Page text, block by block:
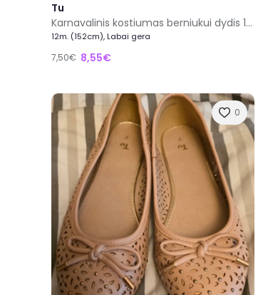
Tu
Karnavalinis kostiumas berniukui dydis 11/12metų
12m. (152cm), Labai gera
7,50€ 8,55€
0